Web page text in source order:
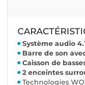
Système audio
Barre de son
Caisson de
2 enceintes
Technologies